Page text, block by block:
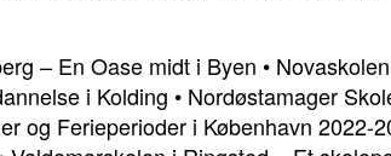
– En Oase midt i Byen •
i Kolding • Nordøstamager
og Ferieperioder i København 2022-